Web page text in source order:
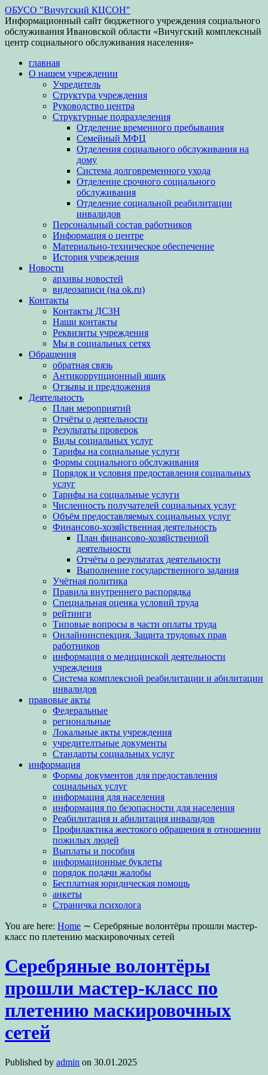
ОБУСО "Вичугский КЦСОН"
Информационный сайт бюджетного учреждения социального
обслуживания Ивановской области «Вичугский комплексный
центр социального обслуживания населения»
главная
О нашем учреждении
Учредитель
Структура учреждения
Руководство центра
Структурные подразделения
Отделение временного пребывания
Семейный МФЦ
Отделения социального обслуживания на
дому
Система долговременного ухода
Отделение срочного социального
обслуживания
Отделение социальной реабилитации
инвалидов
Персональный состав работников
Информация о центре
Материально-техническое обеспечение
История учреждения
Новости
архивы новостей
видеозаписи (на ok.ru)
Контакты
Контакты ДСЗН
Наши контакты
Реквизиты учреждения
Мы в социальных сетях
Обращения
обратная связь
Антикоррупционный ящик
Отзывы и предложения
Деятельность
План мероприятий
Отчёты о деятельности
Результаты проверок
Виды социальных услуг
Тарифы на социальные услуги
Формы социального обслуживания
Порядок и условия предоставления социальных
услуг
Тарифы на социальные услуги
Численность получателей социальных услуг
Объём предоставляемых социальных услуг
Финансово-хозяйственная деятельность
План финансово-хозяйственной
деятельности
Отчёты о результатах деятельности
Выполнение государственного задания
Учётная политика
Правила внутреннего распорядка
Специальная оценка условий труда
рейтинги
Типовые вопросы в части оплаты труда
Онлайнинспекция. Защита трудовых прав
работников
информация о медицинской деятельности
учреждения
Система комплексной реабилитации и абилитации
инвалидов
правовые акты
Федеральные
региональные
Локальные акты учреждения
учредителтьные документы
Стандарты социальных услуг
информация
Формы документов для предоставления
социальных услуг
информация для населения
информация по безопасности для населения
Реабилитация и абилитация инвалидов
Профилактика жестокого обращения в отношении
пожилых людей
Выплаты и пособия
информационные буклеты
порядок подачи жалобы
Бесплатная юридическая помощь
анкеты
Страничка психолога
You are here: Home ∼ Серебряные волонтёры прошли мастер-
класс по плетению маскировочных сетей
Серебряные волонтёры
прошли мастер-класс по
плетению маскировочных
сетей
Published by admin on 30.01.2025